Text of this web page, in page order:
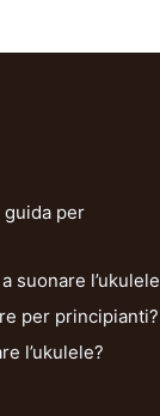
per
suonare l’ukulele
per principianti?
l’ukulele?